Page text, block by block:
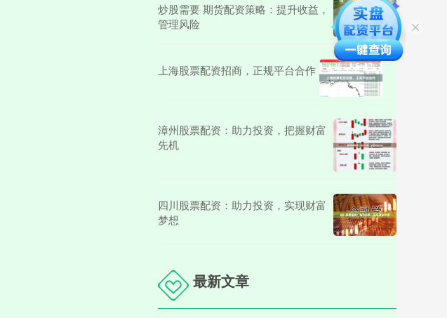
炒股需要 期货配资策略：提升收益，
管理风险
上海股票配资招商，正规平台合作
漳州股票配资：助力投资，把握财富
先机
四川股票配资：助力投资，实现财富
梦想
最新文章